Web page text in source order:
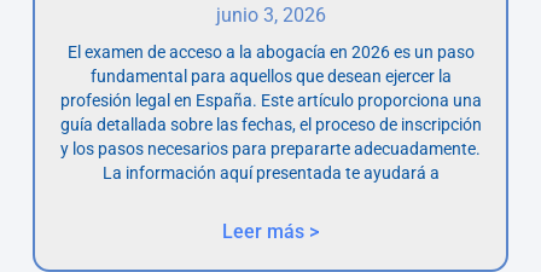
junio 3, 2026
El examen de acceso a la abogacía en 2026 es un paso
fundamental para aquellos que desean ejercer la
profesión legal en España. Este artículo proporciona una
guía detallada sobre las fechas, el proceso de inscripción
y los pasos necesarios para prepararte adecuadamente.
La información aquí presentada te ayudará a
Leer más >